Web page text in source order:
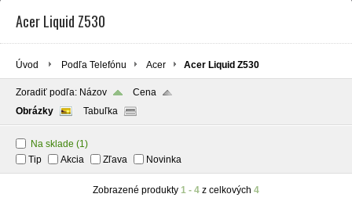
Acer Liquid Z530
Úvod Podľa Telefónu Acer Acer Liquid Z530
Zoradiť podľa: Názov
Cena
Obrázky
Tabuľka
Na sklade (1)
Tip
Akcia Zľava Novinka
Zobrazené produkty 1 - 4 z celkových 4